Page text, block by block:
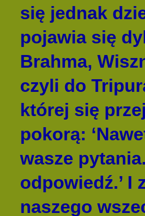
się jednak
pojawia się
Brahma,
czyli do
której się
pokorą:
wasze
odpowiedź.’ I
naszego